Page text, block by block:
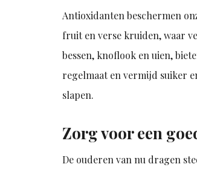
Antioxidanten beschermen
fruit en verse kruiden, waar
bessen, knoflook en uien,
regelmaat en vermijd suiker
slapen.
Zorg voor een
De ouderen van nu dragen